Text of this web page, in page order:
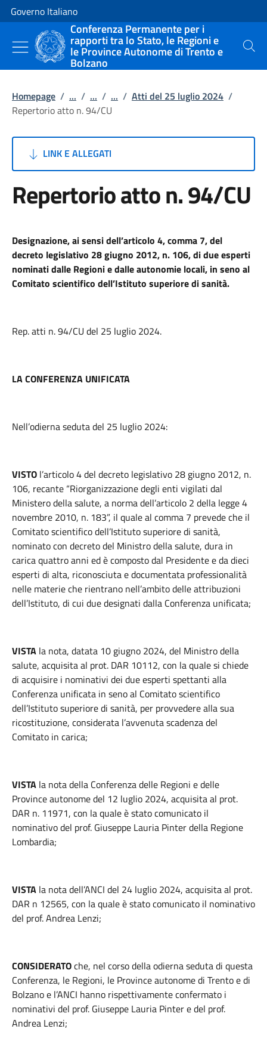
Vai al contenuto
Vai alla navigazione del sito
Governo Italiano
Conferenza Permanente per i
rapporti tra lo Stato, le Regioni e
le Province Autonome di Trento e
Bolzano
Cerca
Homepage / ... / ... / ... / Atti del 25 luglio 2024 /
Repertorio atto n. 94/CU
LINK E ALLEGATI
Repertorio atto n. 94/CU
Designazione, ai sensi dell’articolo 4, comma 7, del
decreto legislativo 28 giugno 2012, n. 106, di due esperti
nominati dalle Regioni e dalle autonomie locali, in seno al
Comitato scientifico dell’Istituto superiore di sanità.
Rep. atti n. 94/CU del 25 luglio 2024.
LA CONFERENZA UNIFICATA
Nell’odierna seduta del 25 luglio 2024:
VISTO l’articolo 4 del decreto legislativo 28 giugno 2012, n.
106, recante “Riorganizzazione degli enti vigilati dal
Ministero della salute, a norma dell’articolo 2 della legge 4
novembre 2010, n. 183”, il quale al comma 7 prevede che il
Comitato scientifico dell’Istituto superiore di sanità,
nominato con decreto del Ministro della salute, dura in
carica quattro anni ed è composto dal Presidente e da dieci
esperti di alta, riconosciuta e documentata professionalità
nelle materie che rientrano nell’ambito delle attribuzioni
dell’Istituto, di cui due designati dalla Conferenza unificata;
VISTA la nota, datata 10 giugno 2024, del Ministro della
salute, acquisita al prot. DAR 10112, con la quale si chiede
di acquisire i nominativi dei due esperti spettanti alla
Conferenza unificata in seno al Comitato scientifico
dell’Istituto superiore di sanità, per provvedere alla sua
ricostituzione, considerata l’avvenuta scadenza del
Comitato in carica;
VISTA la nota della Conferenza delle Regioni e delle
Province autonome del 12 luglio 2024, acquisita al prot.
DAR n. 11971, con la quale è stato comunicato il
nominativo del prof. Giuseppe Lauria Pinter della Regione
Lombardia;
VISTA la nota dell’ANCI del 24 luglio 2024, acquisita al prot.
DAR n 12565, con la quale è stato comunicato il nominativo
del prof. Andrea Lenzi;
CONSIDERATOche, nel corso della odierna seduta di questa
Conferenza, le Regioni, le Province autonome di Trento e di
Bolzano e l’ANCI hanno rispettivamente confermato i
nominativi del prof. Giuseppe Lauria Pinter e del prof.
Andrea Lenzi;